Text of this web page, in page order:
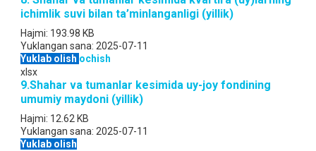
ichimlik suvi bilan ta’minlanganligi (yillik)
Hajmi: 193.98 KB
Yuklangan sana: 2025-07-11
Yuklab olish ochish
xlsx
9.Shahar va tumanlar kesimida uy-joy fondining
umumiy maydoni (yillik)
Hajmi: 12.62 KB
Yuklangan sana: 2025-07-11
Yuklab olish